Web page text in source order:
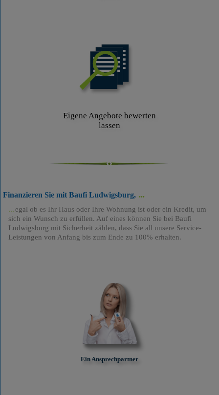
Eigene Angebote bewerten
lassen
Finanzieren Sie mit Baufi Ludwigsburg,
egal ob es Ihr Haus oder Ihre Wohnung ist oder ein Kredit, um
sich ein Wunsch zu erfüllen. Auf eines können Sie bei Baufi
Ludwigsburg mit Sicherheit zählen, dass Sie all unsere Service-
Leistungen von Anfang bis zum Ende zu 100% erhalten.
Ein Ansprechpartner